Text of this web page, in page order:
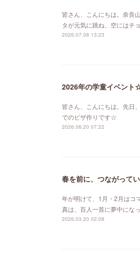
皆さん、こんにちは。奈良
タが元気に跳ね、空にはチ
2026.07.08 13:23
2026年の学童イベント
皆さん、こんにちは。先日
でのピザ作りです☆
2026.06.20 07:22
春を前に、つながって
年が明けて、1月・2月はコ
真は、百人一首に夢中にな
2026.03.20 02:08